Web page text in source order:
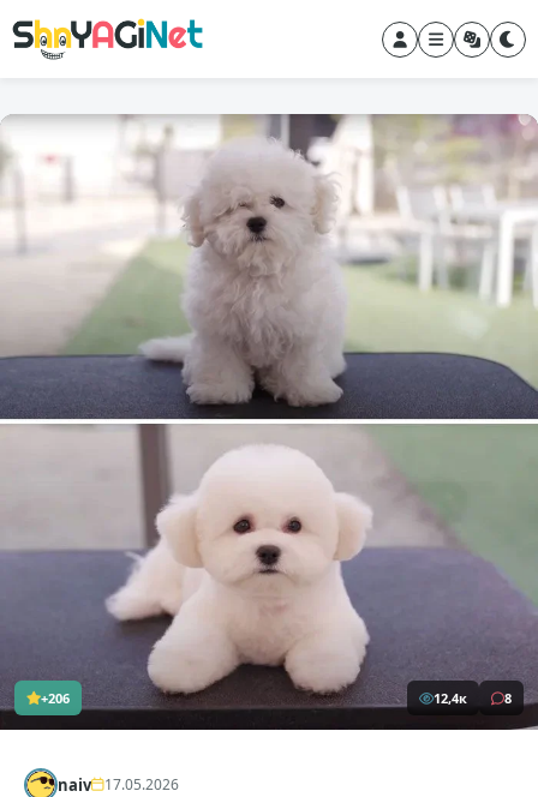
+206 12,4к 8
naiv 17.05.2026